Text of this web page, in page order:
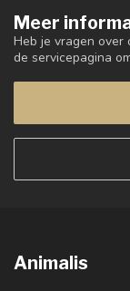
Meer
Heb je vragen over
de servicepagina
Animalis